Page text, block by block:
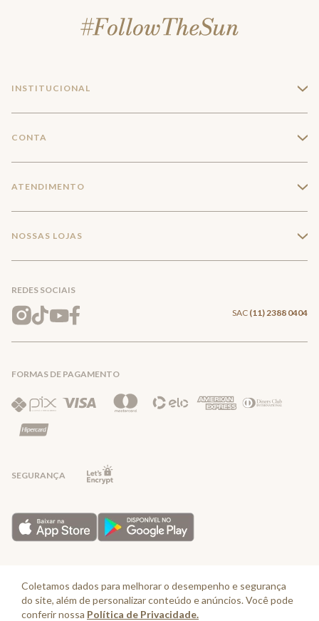
Coletamos dados para melhorar o desempenho e segurança
do site, além de personalizar conteúdo e anúncios. Você pode
conferir nossa Política de Privacidade.
INSTITUCIONAL +
Trabalhe conosco
Mapa do Site
CONTA +
Meus pedidos
Wishlist
ATENDIMENTO +
Entrega e Frete
Trocas e Devoluções
Política de Privacidade
NOSSAS LOJAS +
REDES SOCIAIS
SAC (11) 2388 0404
FORMAS DE PAGAMENTO
SEGURANÇA
sexta-feira até as 16:30, exceto feriados - Rua Alpont, 428 nível 2 - Bairro
Capuava Mauá - São Paulo, CEP: 09380-115 - Valisere Comércio de Roupas e
Acessórios Ltda - CNPJ: 57.484.768/0064-89